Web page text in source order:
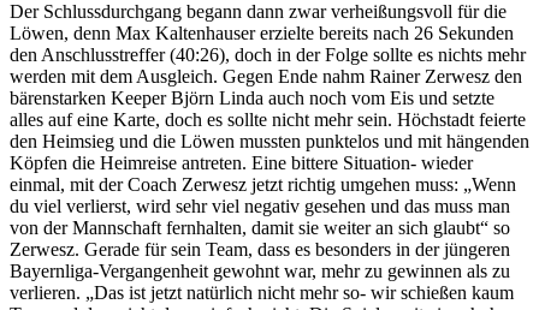
Der Schlussdurchgang begann dann zwar verheißungsvoll für die
Löwen, denn Max Kaltenhauser erzielte bereits nach 26 Sekunden
den Anschlusstreffer (40:26), doch in der Folge sollte es nichts mehr
werden mit dem Ausgleich. Gegen Ende nahm Rainer Zerwesz den
bärenstarken Keeper Björn Linda auch noch vom Eis und setzte
alles auf eine Karte, doch es sollte nicht mehr sein. Höchstadt feierte
den Heimsieg und die Löwen mussten punktelos und mit hängenden
Köpfen die Heimreise antreten. Eine bittere Situation- wieder
einmal, mit der Coach Zerwesz jetzt richtig umgehen muss: „Wenn
du viel verlierst, wird sehr viel negativ gesehen und das muss man
von der Mannschaft fernhalten, damit sie weiter an sich glaubt“ so
Zerwesz. Gerade für sein Team, dass es besonders in der jüngeren
Bayernliga-Vergangenheit gewohnt war, mehr zu gewinnen als zu
verlieren. „Das ist jetzt natürlich nicht mehr so- wir schießen kaum